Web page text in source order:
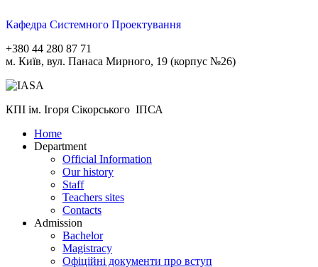
Кафедра Системного Проектування
+380 44 280 87 71
м. Київ, вул. Панаса Мирного, 19 (корпус №26)
КПІ ім. Ігоря Сікорського ІПСА
Home
Department
Official Information
Our history
Staff
Teachers sites
Contacts
Admission
Bachelor
Magistracy
Офіційні документи про вступ